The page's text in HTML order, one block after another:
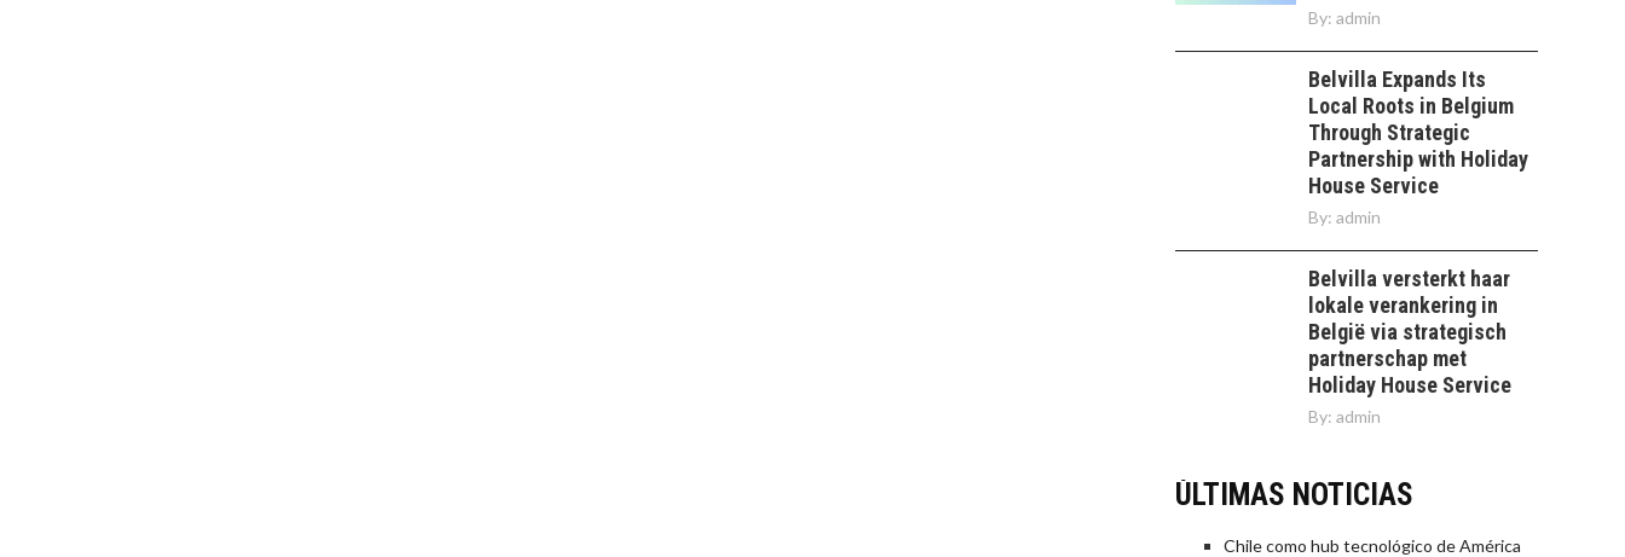
By: admin
Belvilla Expands Its
Local Roots in Belgium
Through Strategic
Partnership with Holiday
House Service
By: admin
Belvilla versterkt haar
lokale verankering in
België via strategisch
partnerschap met
Holiday House Service
By: admin
ÚLTIMAS NOTICIAS
Chile como hub tecnológico de América